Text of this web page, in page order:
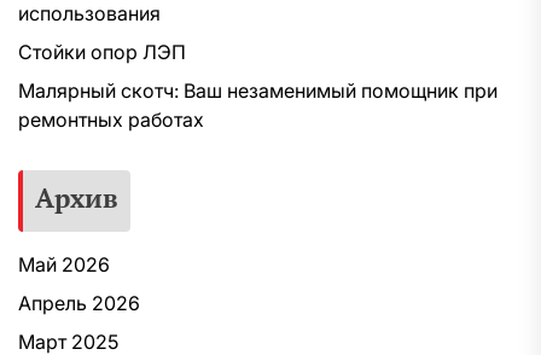
использования
Стойки опор ЛЭП
Малярный скотч: Ваш незаменимый помощник при
ремонтных работах
Архив
Май 2026
Апрель 2026
Март 2025